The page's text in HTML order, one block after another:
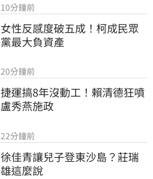
10分鐘前
女性反感度破五成！柯成民眾
黨最大負資產
20分鐘前
捷運搞8年沒動工！賴清德狂噴
盧秀燕施政
22分鐘前
徐佳青讓兒子登東沙島？莊瑞
雄這麼說